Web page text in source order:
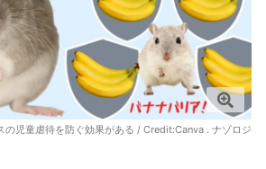
の児童虐待を防ぐ効果がある / Credit:Canva . ナゾロジ